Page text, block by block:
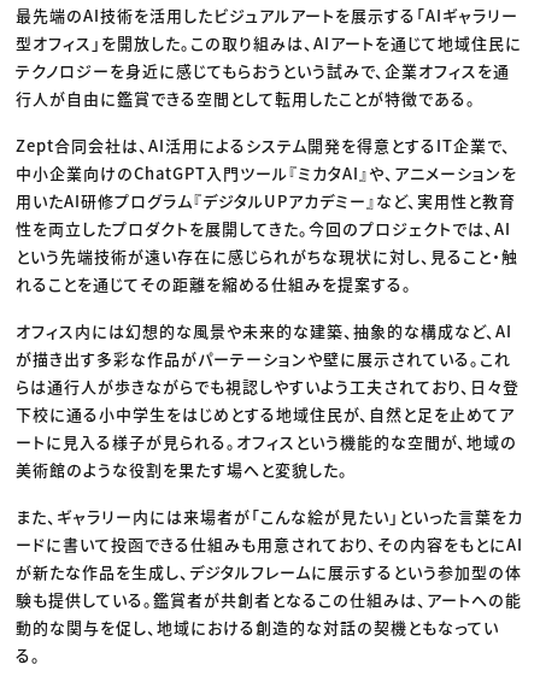
最先端のAI技術を活用したビジュアルアートを展示する「AIギャラリー
型オフィス」を開放した。この取り組みは、AIアートを通じて地域住民に
テクノロジーを身近に感じてもらおうという試みで、企業オフィスを通
行人が自由に鑑賞できる空間として転用したことが特徴である。
Zept合同会社は、AI活用によるシステム開発を得意とするIT企業で、
中小企業向けのChatGPT入門ツール『ミカタAI』や、アニメーションを
用いたAI研修プログラム『デジタルUPアカデミー』など、実用性と教育
性を両立したプロダクトを展開してきた。今回のプロジェクトでは、AI
という先端技術が遠い存在に感じられがちな現状に対し、見ること・触
れることを通じてその距離を縮める仕組みを提案する。
オフィス内には幻想的な風景や未来的な建築、抽象的な構成など、AI
が描き出す多彩な作品がパーテーションや壁に展示されている。これ
らは通行人が歩きながらでも視認しやすいよう工夫されており、日々登
下校に通る小中学生をはじめとする地域住民が、自然と足を止めてア
ートに見入る様子が見られる。オフィスという機能的な空間が、地域の
美術館のような役割を果たす場へと変貌した。
また、ギャラリー内には来場者が「こんな絵が見たい」といった言葉をカ
ードに書いて投函できる仕組みも用意されており、その内容をもとにAI
が新たな作品を生成し、デジタルフレームに展示するという参加型の体
験も提供している。鑑賞者が共創者となるこの仕組みは、アートへの能
動的な関与を促し、地域における創造的な対話の契機ともなってい
る。